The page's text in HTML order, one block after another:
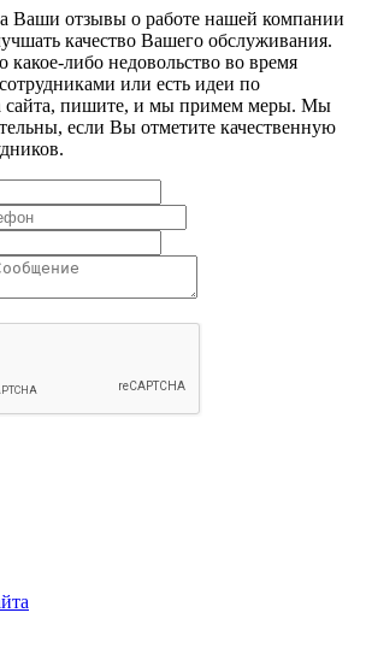
Ваши отзывы о работе нашей компании
качество Вашего обслуживания.
какое-либо недовольство во время
или есть идеи по
сайта, пишите, и мы примем меры. Мы
если Вы отметите качественную